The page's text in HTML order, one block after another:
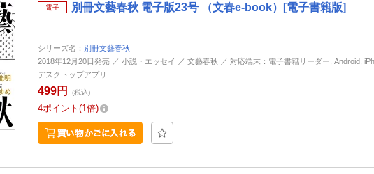
電子 別冊文藝春秋 電子版23号 （文春e-book）[電子書籍版]
シリーズ名： 別冊文藝春秋
2018年12月20日発売 ／ 小説・エッセイ ／ 文藝春秋 ／ 対応端末：電子書籍リーダー, Android,
デスクトップアプリ
499円 (税込)
4ポイント 1倍